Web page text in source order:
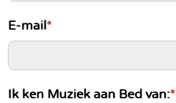
E-mail*
Ik ken Muziek aan Bed van:*